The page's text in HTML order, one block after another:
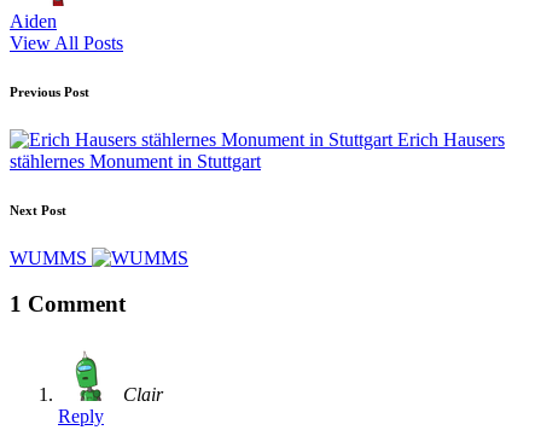
Aiden
View All Posts
Post
navigation
Previous Post
Erich Hausers
stählernes Monument in Stuttgart
Next Post
WUMMS
1 Comment
Clair
Reply